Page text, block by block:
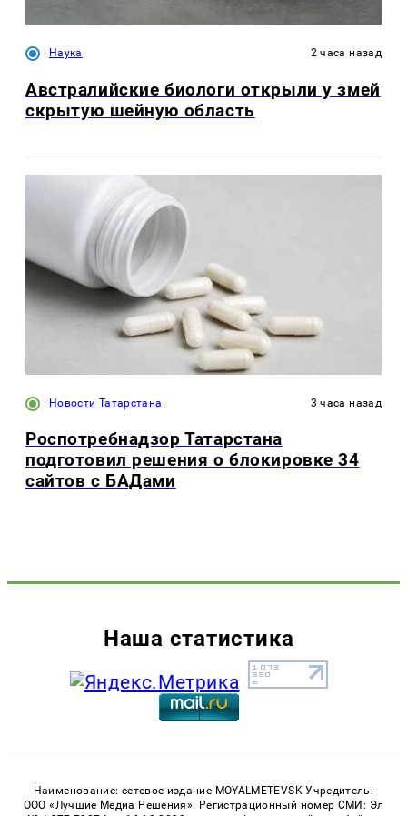
Наука 2 часа назад
Австралийские биологи открыли у змей
скрытую шейную область
Новости Татарстана 3 часа назад
Роспотребнадзор Татарстана
подготовил решения о блокировке 34
сайтов с БАДами
Наша статистика
Наименование: сетевое издание MOYALMETEVSK Учредитель:
ООО «Лучшие Медиа Решения». Регистрационный номер СМИ: Эл